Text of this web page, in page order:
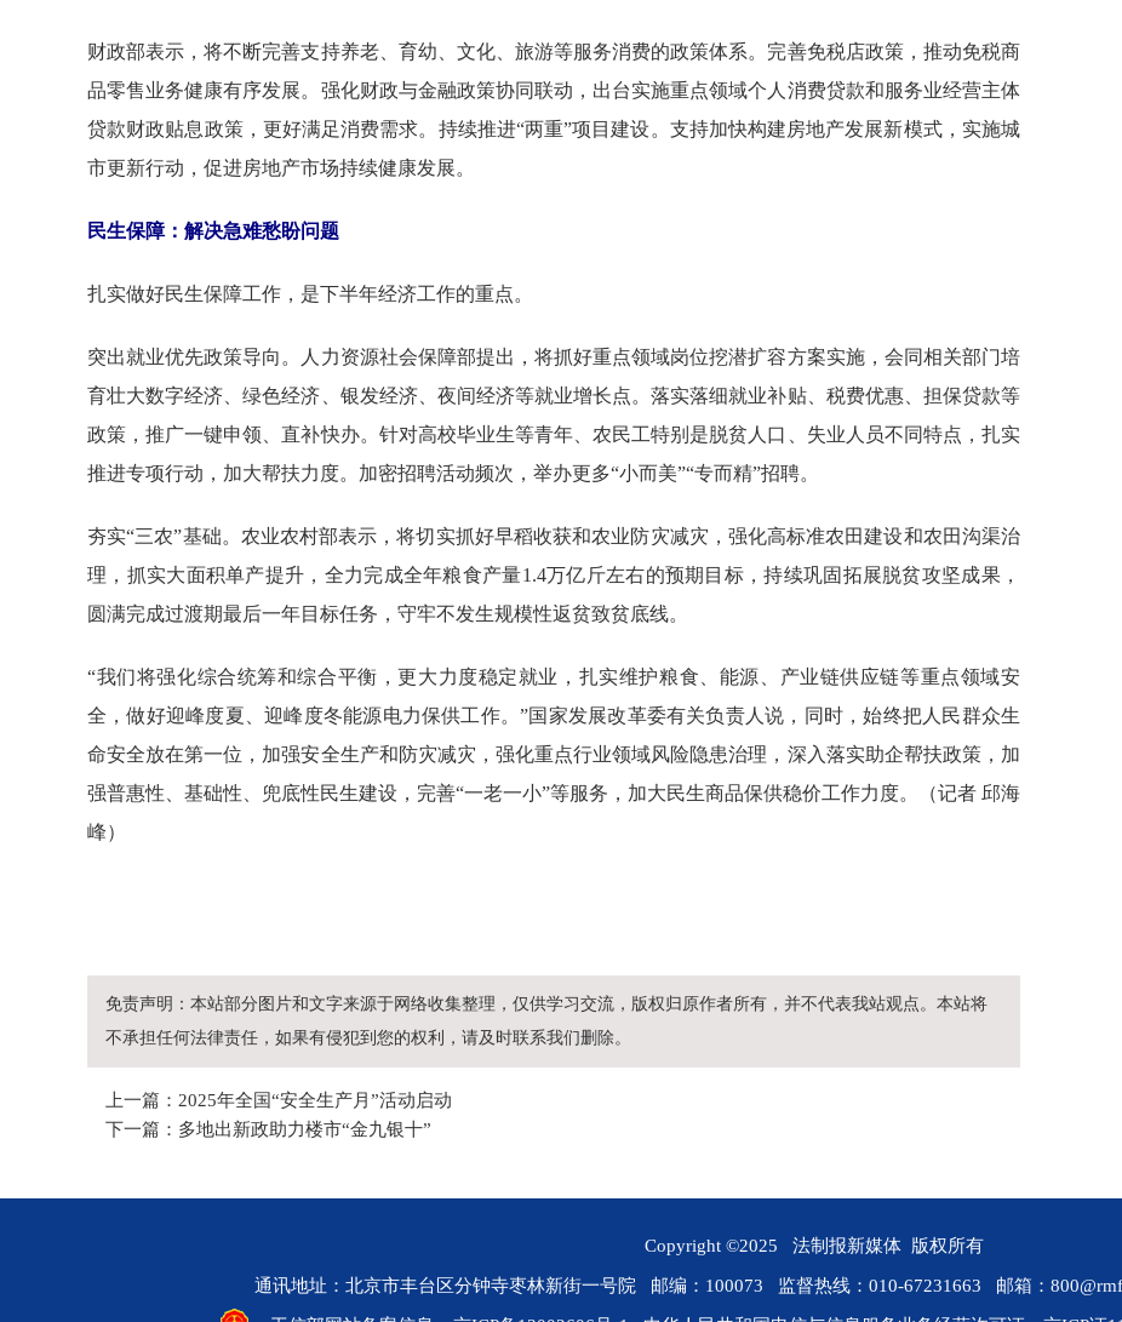
财政部表示，将不断完善支持养老、育幼、文化、旅游等服务消费的政策体系。完善免税店政策，推动免税商
品零售业务健康有序发展。强化财政与金融政策协同联动，出台实施重点领域个人消费贷款和服务业经营主体
贷款财政贴息政策，更好满足消费需求。持续推进“两重”项目建设。支持加快构建房地产发展新模式，实施城
市更新行动，促进房地产市场持续健康发展。
民生保障：解决急难愁盼问题
扎实做好民生保障工作，是下半年经济工作的重点。
突出就业优先政策导向。人力资源社会保障部提出，将抓好重点领域岗位挖潜扩容方案实施，会同相关部门培
育壮大数字经济、绿色经济、银发经济、夜间经济等就业增长点。落实落细就业补贴、税费优惠、担保贷款等
政策，推广一键申领、直补快办。针对高校毕业生等青年、农民工特别是脱贫人口、失业人员不同特点，扎实
推进专项行动，加大帮扶力度。加密招聘活动频次，举办更多“小而美”“专而精”招聘。
夯实“三农”基础。农业农村部表示，将切实抓好早稻收获和农业防灾减灾，强化高标准农田建设和农田沟渠治
理，抓实大面积单产提升，全力完成全年粮食产量1.4万亿斤左右的预期目标，持续巩固拓展脱贫攻坚成果，
圆满完成过渡期最后一年目标任务，守牢不发生规模性返贫致贫底线。
“我们将强化综合统筹和综合平衡，更大力度稳定就业，扎实维护粮食、能源、产业链供应链等重点领域安
全，做好迎峰度夏、迎峰度冬能源电力保供工作。”国家发展改革委有关负责人说，同时，始终把人民群众生
命安全放在第一位，加强安全生产和防灾减灾，强化重点行业领域风险隐患治理，深入落实助企帮扶政策，加
强普惠性、基础性、兜底性民生建设，完善“一老一小”等服务，加大民生商品保供稳价工作力度。（记者 邱海
峰）
免责声明：本站部分图片和文字来源于网络收集整理，仅供学习交流，版权归原作者所有，并不代表我站观点。本站将
不承担任何法律责任，如果有侵犯到您的权利，请及时联系我们删除。
上一篇：2025年全国“安全生产月”活动启动
下一篇：多地出新政助力楼市“金九银十”
Copyright ©2025 法制报新媒体 版权所有
通讯地址：北京市丰台区分钟寺枣林新街一号院 邮编：100073 监督热线：010-67231663 邮箱：